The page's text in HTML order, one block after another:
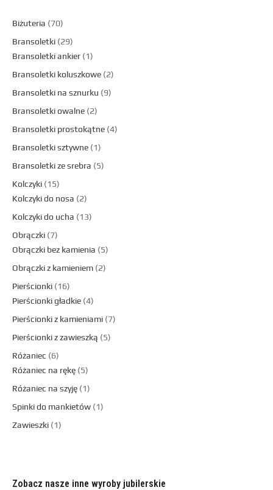
Biżuteria
70
Bransoletki 29
Bransoletki ankier 1
Bransoletki koluszkowe 2
Bransoletki na sznurku
9
Bransoletki owalne 2
Bransoletki prostokątne 4
Bransoletki sztywne 1
Bransoletki ze srebra
5
Kolczyki 15
Kolczyki do nosa
2
Kolczyki do ucha
13
Obrączki 7
Obrączki bez kamienia
5
Obrączki z kamieniem 2
Pierścionki 16
Pierścionki gładkie 4
Pierścionki z kamieniami 7
Pierścionki z zawieszką
5
Różaniec
6
Różaniec na rękę 5
Różaniec na szyję 1
Spinki do mankietów 1
Zawieszki 1
Zobacz nasze inne wyroby jubilerskie